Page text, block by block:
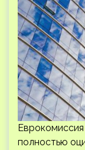
Еврокомиссия
полностью